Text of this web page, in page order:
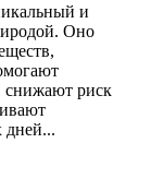
и
Оно
снижают риск
дней...